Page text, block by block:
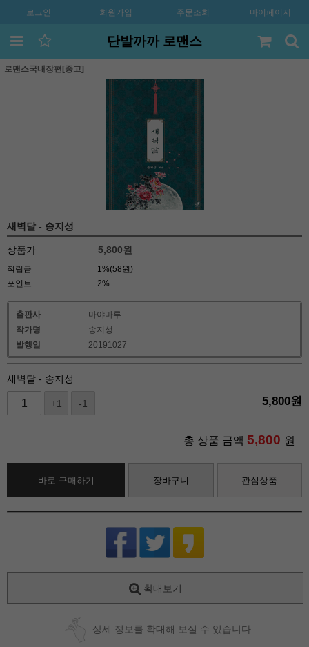
로그인 회원가입 주문조회 마이페이지
단발까까 로맨스
로맨스국내장편[중고]
새벽달 - 송지성
상품가 5,800원
적립금
1%(58원)
포인트
2%
출판사
마야마루
작가명
송지성
발행일
20191027
새벽달 - 송지성
+1 -1 5,800원
총 상품 금액 5,800 원
바로 구매하기 장바구니 관심상품
확대보기
상세 정보를 확대해 보실 수 있습니다